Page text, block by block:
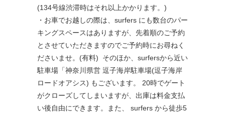
(134号線渋滞時はそれ以上かかります。)
・お車でお越しの際は、 surfers にも数台のパー
キングスペースはありますが、先着順のご予約
とさせていただきますのでご予約時にお尋ねく
ださいませ。(有料) そのほか、 surfersから近い
駐車場「神奈川県営 逗子海岸駐車場(逗子海岸
ロードオアシス) もございます。 20時でゲート
がクローズしてしまいますが、出庫は料金支払
い後自由にできます。また、 surfers から徒歩5